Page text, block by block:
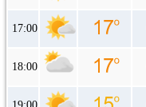
17:00
18:00